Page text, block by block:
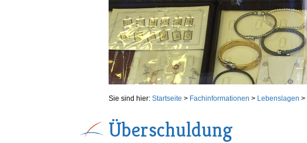
Sie sind hier: Startseite > Fachinformationen > Lebenslagen >
Überschuldung